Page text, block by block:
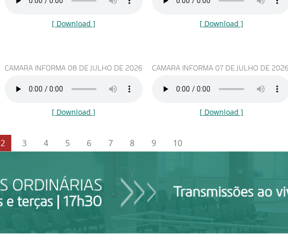
[ Download ] [ Download ]
CAMARA INFORMA 08 DE JULHO DE 2026
[ Download ]
CAMARA INFORMA 07 DE JULHO DE
[ Download ]
2 3 4 5 6 7 8 9 10